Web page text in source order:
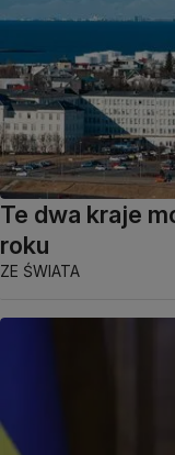
Te dwa kraje
roku
ZE ŚWIATA